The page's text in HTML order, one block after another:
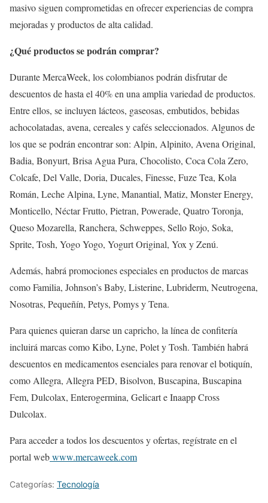
masivo siguen comprometidas en ofrecer experiencias de compra
mejoradas y productos de alta calidad.
¿Qué productos se podrán comprar?
Durante MercaWeek, los colombianos podrán disfrutar de
descuentos de hasta el 40% en una amplia variedad de productos.
Entre ellos, se incluyen lácteos, gaseosas, embutidos, bebidas
achocolatadas, avena, cereales y cafés seleccionados. Algunos de
los que se podrán encontrar son: Alpin, Alpinito, Avena Original,
Badia, Bonyurt, Brisa Agua Pura, Chocolisto, Coca Cola Zero,
Colcafe, Del Valle, Doria, Ducales, Finesse, Fuze Tea, Kola
Román, Leche Alpina, Lyne, Manantial, Matiz, Monster Energy,
Monticello, Néctar Frutto, Pietran, Powerade, Quatro Toronja,
Queso Mozarella, Ranchera, Schweppes, Sello Rojo, Soka,
Sprite, Tosh, Yogo Yogo, Yogurt Original, Yox y Zenú.
Además, habrá promociones especiales en productos de marcas
como Familia, Johnson’s Baby, Listerine, Lubriderm, Neutrogena,
Nosotras, Pequeñín, Petys, Pomys y Tena.
Para quienes quieran darse un capricho, la línea de confitería
incluirá marcas como Kibo, Lyne, Polet y Tosh. También habrá
descuentos en medicamentos esenciales para renovar el botiquín,
como Allegra, Allegra PED, Bisolvon, Buscapina, Buscapina
Fem, Dulcolax, Enterogermina, Gelicart e Inaapp Cross
Dulcolax.
Para acceder a todos los descuentos y ofertas, regístrate en el
portal webwww.mercaweek.com
Categorías: Tecnología